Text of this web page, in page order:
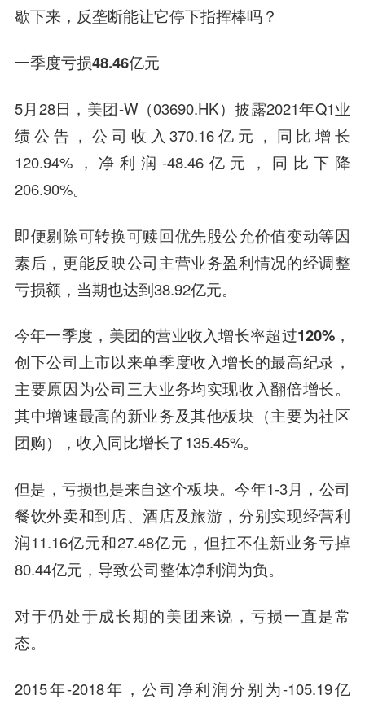
歇下来，反垄断能让它停下指挥棒吗？
一季度亏损48.46亿元
5月28日，美团-W（03690.HK）披露2021年Q1业
绩公告，公司收入370.16亿元，同比增长
120.94%，净利润-48.46亿元，同比下降
206.90%。
即便剔除可转换可赎回优先股公允价值变动等因
素后，更能反映公司主营业务盈利情况的经调整
亏损额，当期也达到38.92亿元。
今年一季度，美团的营业收入增长率超过120%，
创下公司上市以来单季度收入增长的最高纪录 ，
主要原因为公司三大业务均实现收入翻倍增长。
其中增速最高的新业务及其他板块（主要为社区
团购），收入同比增长了135.45%。
但是，亏损也是来自这个板块。今年1-3月，公司
餐饮外卖和到店、酒店及旅游，分别实现经营利
润11.16亿元和27.48亿元，但扛不住新业务亏掉
80.44亿元，导致公司整体净利润为负。
对于仍处于成长期的美团来说，亏损一直是常
态。
2015年-2018年，公司净利润分别为-105.19亿